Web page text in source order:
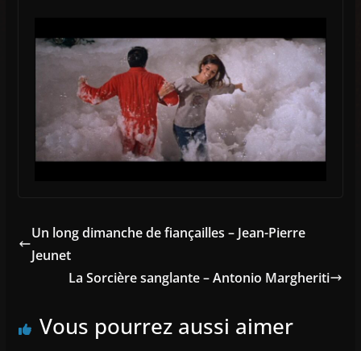
Un long dimanche de fiançailles – Jean-Pierre
Jeunet
La Sorcière sanglante – Antonio Margheriti
Vous pourrez aussi aimer